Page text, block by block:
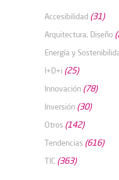
Accesibilidad (31)
Arquitectura, Diseño
Energía y
I+D+i (25)
Innovación (78)
Inversión (30)
Otros (142)
Tendencias (616)
TIC (363)